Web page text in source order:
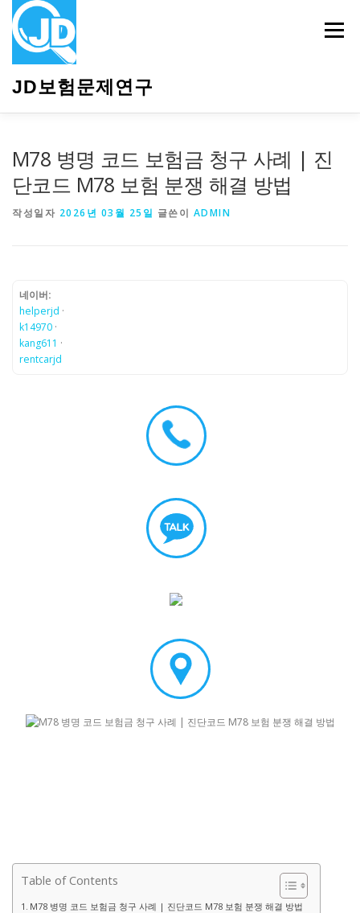
JD보험문제연구
메뉴
M78 병명 코드 보험금 청구 사례 | 진
단코드 M78 보험 분쟁 해결 방법
작성일자 2026년 03월 25일 글쓴이 ADMIN
네이버:
helperjd ·
k14970 ·
kang611 ·
rentcarjd
Table of Contents
M78 병명 코드 보험금 청구 사례 | 진단코드 M78 보험 분쟁 해결 방법